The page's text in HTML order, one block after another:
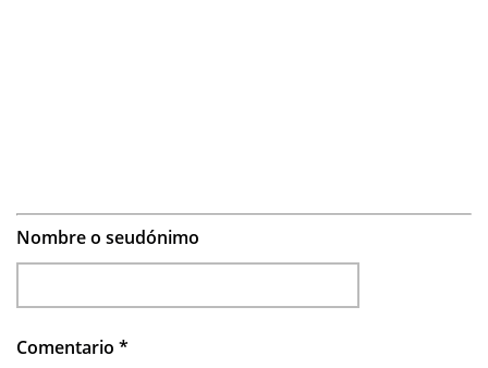
Nombre o seudónimo
Comentario *